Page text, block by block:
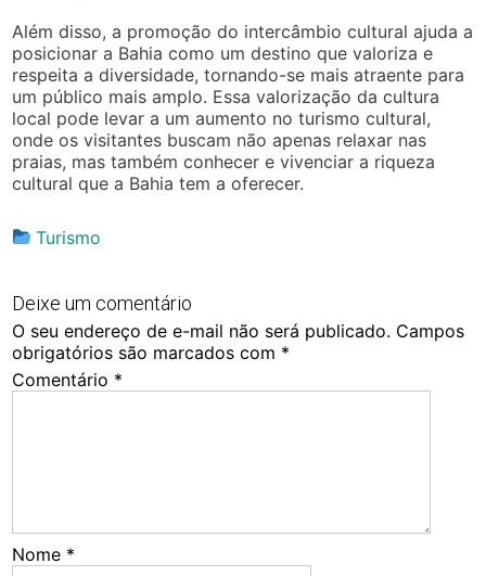
Além disso, a promoção do intercâmbio cultural ajuda a
posicionar a Bahia como um destino que valoriza e
respeita a diversidade, tornando-se mais atraente para
um público mais amplo. Essa valorização da cultura
local pode levar a um aumento no turismo cultural,
onde os visitantes buscam não apenas relaxar nas
praias, mas também conhecer e vivenciar a riqueza
cultural que a Bahia tem a oferecer.
Turismo
Deixe um comentário
O seu endereço de e-mail não será publicado. Campos
obrigatórios são marcados com *
Comentário *
Nome *